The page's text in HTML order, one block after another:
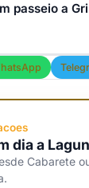
costa norte
O
das
a tarde.
passeio a
com busca
Ir
mais barato,
do transporte
dia a
Cabarete